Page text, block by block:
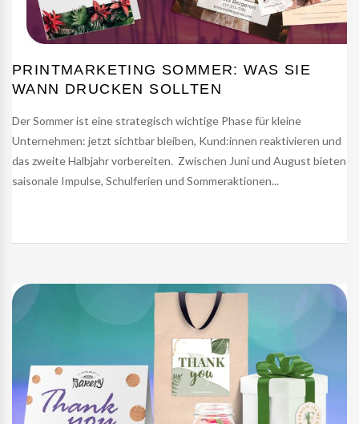
PRINTMARKETING SOMMER: WAS SIE
WANN DRUCKEN SOLLTEN
Der Sommer ist eine strategisch wichtige Phase für kleine
Unternehmen: jetzt sichtbar bleiben, Kund:innen reaktivieren und
das zweite Halbjahr vorbereiten. Zwischen Juni und August bieten
saisonale Impulse, Schulferien und Sommeraktionen...